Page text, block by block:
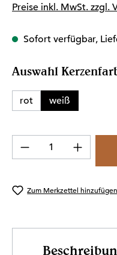
Preise inkl. MwSt. zzgl.
Sofort verfügbar,
Auswahl
rot weiß
Produkt Anzahl:
Zum Merkzettel hinzufügen